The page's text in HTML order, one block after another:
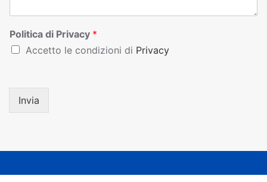
Politica di Privacy *
Accetto le condizioni di Privacy
Invia